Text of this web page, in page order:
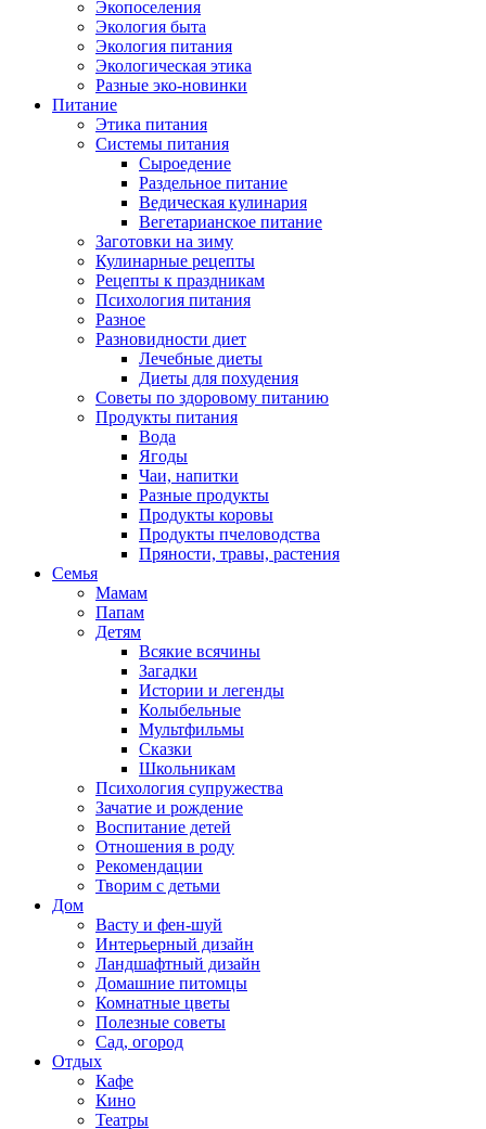
Экопоселения
Экология быта
Экология питания
Экологическая этика
Разные эко-новинки
Питание
Этика питания
Системы питания
Сыроедение
Раздельное питание
Ведическая кулинария
Вегетарианское питание
Заготовки на зиму
Кулинарные рецепты
Рецепты к праздникам
Психология питания
Разное
Разновидности диет
Лечебные диеты
Диеты для похудения
Советы по здоровому питанию
Продукты питания
Вода
Ягоды
Чаи, напитки
Разные продукты
Продукты коровы
Продукты пчеловодства
Пряности, травы, растения
Семья
Мамам
Папам
Детям
Всякие всячины
Загадки
Истории и легенды
Колыбельные
Мультфильмы
Сказки
Школьникам
Психология супружества
Зачатие и рождение
Воспитание детей
Отношения в роду
Рекомендации
Творим с детьми
Дом
Васту и фен-шуй
Интерьерный дизайн
Ландшафтный дизайн
Домашние питомцы
Комнатные цветы
Полезные советы
Сад, огород
Отдых
Кафе
Кино
Театры